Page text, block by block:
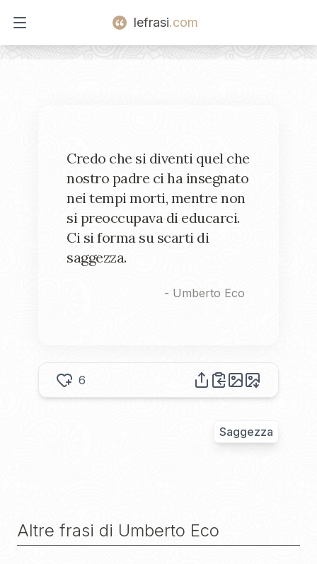
Open main menu
lefrasi.com
Credo che si diventi quel che
nostro padre ci ha insegnato
nei tempi morti, mentre non
si preoccupava di educarci.
Ci si forma su scarti di
saggezza.
- Umberto Eco
6
Saggezza
Altre frasi di Umberto Eco